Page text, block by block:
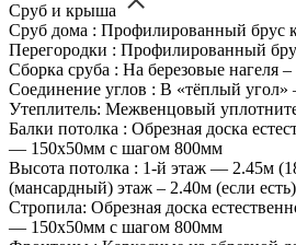
Сруб и крыша
Сруб дома : Профилированный брус
Перегородки : Профилированный
Сборка сруба : На березовые нагеля
Соединение углов : В «тёплый
Утеплитель: Межвенцовый
Балки потолка : Обрезная доска
— 150х50мм с шагом 800мм
Высота потолка : 1-й этаж — 2.45м
(мансардный) этаж – 2.40м (если есть)
Стропила: Обрезная доска
— 150х50мм с шагом 800мм